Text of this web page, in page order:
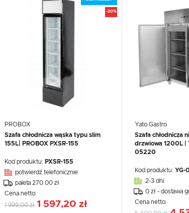
-20%
PROBOX
Szafa chłodnicza wąska typu slim
155L| PROBOX PXSR-155
Kod produktu: PXSR-155
potwierdź telefonicznie
paleta 270.00 zł
Cena netto:
1 999,00 zł 1 597,20 zł
Yato Gastro
Szafa chłodnicza
drzwiowa 1200L |
05220
Kod produktu: YG-
2-3 dni
0 zł - dostawa
Cena netto:
stronie internetowej zapamiętanie wprowadzonych przez Ciebie
jej do Twoich indywidualnych preferencji. Wyrażenie zgody na
nam rozwijać się i dostosowywać do Twoich potrzeb.
na uzyskanie informacji w zakresie wykorzystywania witryny
z jaką odwiedzane są nasze serwisy www. Dane pozwalają
wszystkich funkcjonalności.
prezentujemy Ci najciekawsze informacje i aktualności na stronach
do prezentowania Ci naszych komunikatów na podstawie analizy
zwyczajów dotyczących przeglądanej witryny internetowej. Treści
na stronach podmiotów trzecich lub firm będących naszymi partnerami
Firmy te działają w charakterze pośredników prezentujących nasze
ZAPISZ WYBRANE